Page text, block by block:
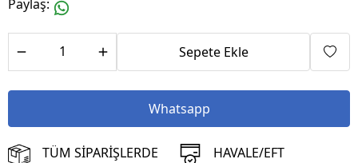
Paylaş:
Sepete Ekle
Whatsapp
TÜM SİPARİŞLERDE HAVALE/EFT